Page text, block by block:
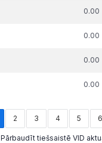
0.00
0.00
0.00
0.00
2 3 4 5 6
Pārbaudīt tiešsaistē VID